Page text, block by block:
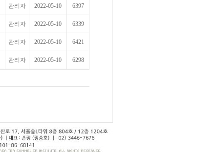
관리자 2022-05-10 6397
관리자 2022-05-10 6339
관리자 2022-05-10 6421
관리자 2022-05-10 6298